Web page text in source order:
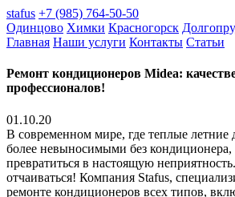
stafus +7 (985) 764-50-50
Одинцово Химки Красногорск
Главная Наши услуги Контакты Статьи
Ремонт кондиционеров Midea:
профессионалов!
01.10.20
В современном мире, где теплые летние
более невыносимыми без
превратиться в настоящую
отчаиваться! Компания Stafus,
ремонте кондиционеров всех типов,